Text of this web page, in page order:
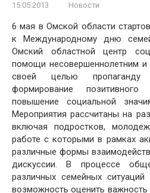
15.05.2013 Новости
6 мая в Омской области
к Международному дню
Омский областной центр
помощи несовершеннолетним
своей целью пропаганду
формирование
повышение социальной
Мероприятия рассчитаны на
включая подростков,
работе с которыми в рамках
различные формы
дискуссии. В процессе
различных семейных
возможность оценить важность